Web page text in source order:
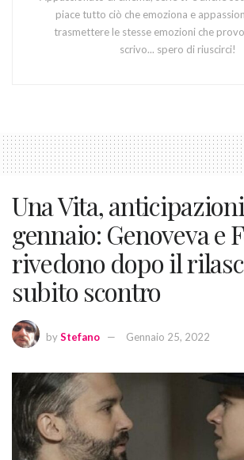
piace tutto ciò che emoziona e
trasmettere le stesse emozioni che
scrivo... spero di riuscirci!
Una Vita,
gennaio: Genoveva e
rivedono dopo il
subito scontro
byStefano Gennaio 25, 2022